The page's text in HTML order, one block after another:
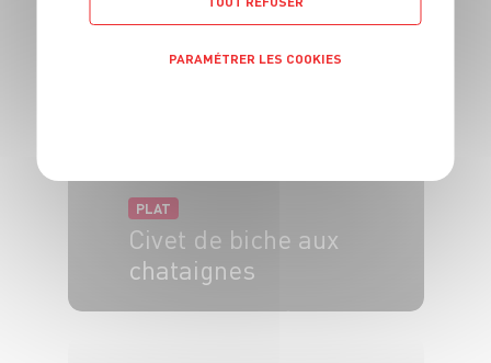
4 pers. 20 min 15 min
PLAT
Civet de biche aux
chataignes
PARAMÉTRER LES COOKIES